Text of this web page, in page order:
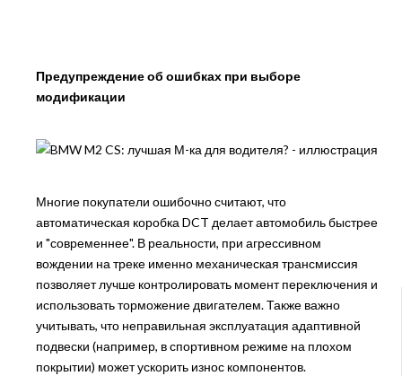
Предупреждение об ошибках при выборе
модификации
Многие покупатели ошибочно считают, что
автоматическая коробка DCT делает автомобиль быстрее
и "современнее". В реальности, при агрессивном
вождении на треке именно механическая трансмиссия
позволяет лучше контролировать момент переключения и
использовать торможение двигателем. Также важно
учитывать, что неправильная эксплуатация адаптивной
подвески (например, в спортивном режиме на плохом
покрытии) может ускорить износ компонентов.